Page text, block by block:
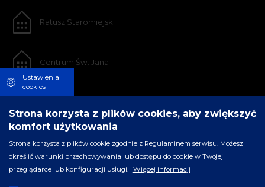
Ratusz Staromiejski
Centrum Św. Jana
Ustawienia
cookies
Strona korzysta z plików cookies, aby zwiększyć
komfort użytkowania
Strona korzysta z plików cookie zgodnie z Regulaminem serwisu. Możesz
określić warunki przechowywania lub dostępu do cookie w Twojej
przeglądarce lub konfiguracji usługi.
Więcej informacji